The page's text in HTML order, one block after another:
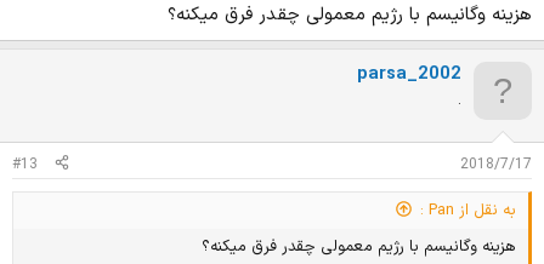
هزینه وگانیسم با رژیم معمولی چقدر فرق میکنه؟
parsa_2002
.
2018/7/17
#13
به نقل از Pan :
هزینه وگانیسم با رژیم معمولی چقدر فرق میکنه؟